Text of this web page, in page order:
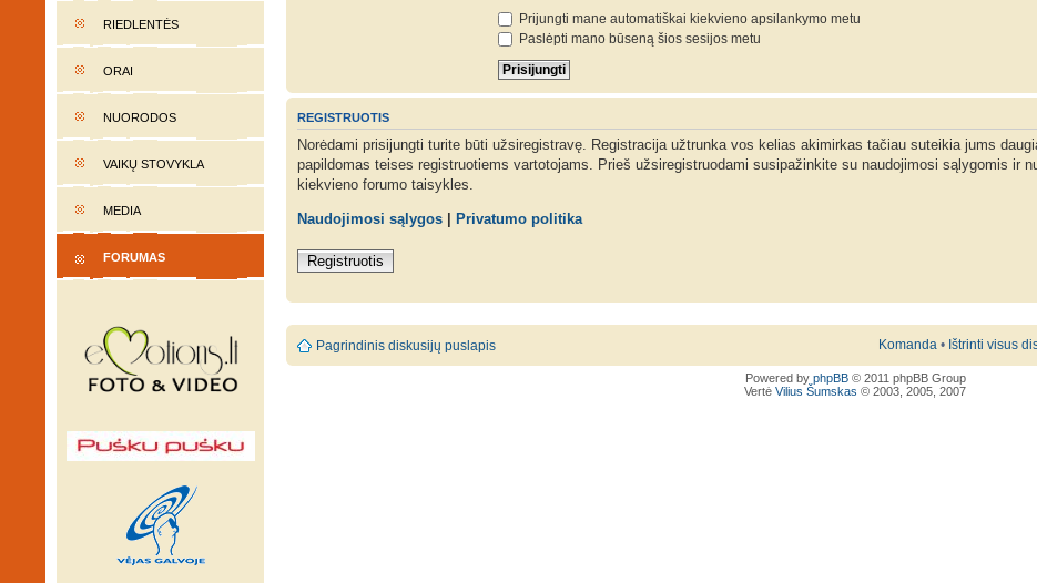
RIEDLENTĖS
ORAI
NUORODOS
VAIKŲ STOVYKLA
MEDIA
FORUMAS
Prijungti mane automatiškai kiekvieno apsilankymo metu
Paslėpti mano būseną šios sesijos metu
REGISTRUOTIS
Norėdami prisijungti turite būti užsiregistravę. Registracija užtrunka vos kelias akimirkas tačiau suteikia jums
papildomas teises registruotiems vartotojams. Prieš užsiregistruodami susipažinkite su naudojimosi sąlygomis ir
kiekvieno forumo taisykles.
Naudojimosi sąlygos Privatumo politika
Registruotis
Pagrindinis diskusijų puslapis Komanda • Ištrinti visus
Powered by phpBB© 2011 phpBB Group
Vertė Vilius Šumskas © 2003, 2005, 2007